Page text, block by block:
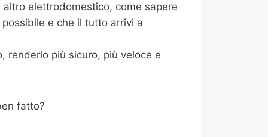
elettrodomestico, come sapere
e che il tutto arrivi a
renderlo più sicuro, più veloce e
fatto?